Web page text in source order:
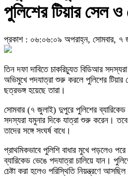
পুলিশের টিয়ার সেল ও
প্রকাশ : ০৬:০৬:০৯ অপরাহ্ন, সোমবার, ৭
তিন দফা দাবিতে চাকরিচ্যুত বিডিআর
অভিমুখে পদযাত্রা শুরু করলে পুলিশের টিয়ার
ছত্রভঙ্গ হয়েছে তারা।
সোমবার (৭ জুলাই) দুপুরে পুলিশের
সদস্যরা যমুনার দিকে যাত্রা শুরু করেন।
তাদের সঙ্গে সংঘর্ষ বাধে।
প্রাথমিকভাবে পুলিশি বাধার মুখে পড়লেও
ব্যারিকেড ভেঙে পদযাত্রা চালিয়ে যান।
চেষ্টা করা হলেও পরিস্থিতি নিয়ন্ত্রণে আসছিল